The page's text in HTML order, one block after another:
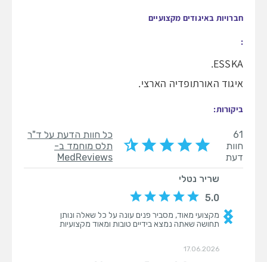
חברויות באיגודים מקצועיים
:
ESSKA.
איגוד האורתופדיה הארצי.
ביקורות: